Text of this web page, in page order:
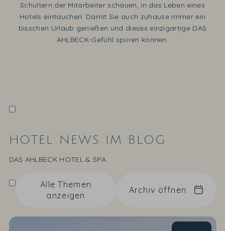
Schultern der Mitarbeiter schauen, in das Leben eines
Hotels eintauchen: Damit Sie auch zuhause immer ein
bisschen Urlaub genießen und dieses einzigartige DAS
AHLBECK-Gefühl spüren können.
HOTEL NEWS IM BLOG
DAS AHLBECK HOTEL & SPA
Alle Themen
anzeigen
Archiv öffnen